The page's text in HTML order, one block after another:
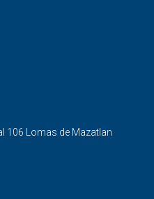
106 Lomas de Mazatlan